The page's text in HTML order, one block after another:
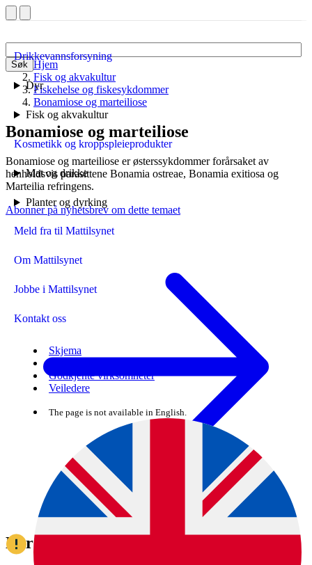
Søk
Drikkevannsforsyning
Dyr
Fisk og akvakultur
Kosmetikk og kroppspleieprodukter
Mat og drikke
Planter og dyrking
Meld fra til Mattilsynet
Om Mattilsynet
Jobbe i Mattilsynet
Kontakt oss
Skjema
Godkjente virksomheter
Veiledere
The page is not available in English.
Hjem
Fisk og akvakultur
Fiskehelse og fiskesykdommer
Bonamiose og marteiliose
Bonamiose og marteiliose
Bonamiose og marteiliose er østerssykdommer forårsaket av
henholdsvis parasittene Bonamia ostreae, Bonamia exitiosa og
Marteilia refringens.
Abonner på nyhetsbrev om dette temaet
Norge har sykdomsfri status